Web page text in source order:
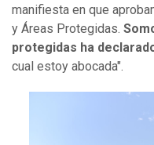
manifiesta en que
y Áreas Protegidas.
protegidas ha
cual estoy abocada".